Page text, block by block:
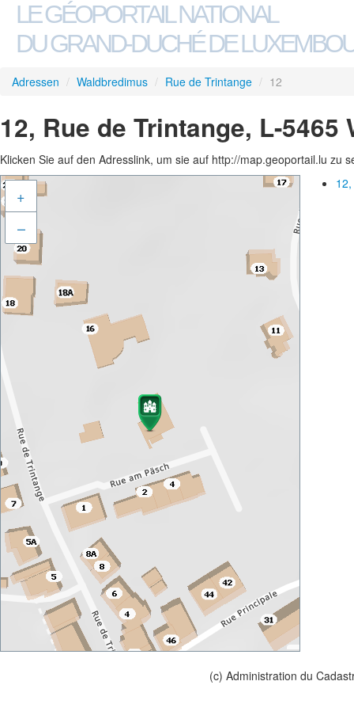
LE GÉOPORTAIL NATIONAL
DU GRAND-DUCHÉ DE
Adressen / Waldbredimus / Rue de Trintange / 12
12, Rue de Trintange, L-5465
Klicken Sie auf den Adresslink, um sie auf http://map.geoportail.lu zu
+
–
(c) Administration du